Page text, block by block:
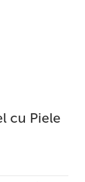
cu Piele